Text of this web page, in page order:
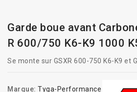
Garde boue avant
R 600/750 K6-K9 1000
Se monte sur GSXR 600-750 K6-K9 et
Marque: Tyga-Performance